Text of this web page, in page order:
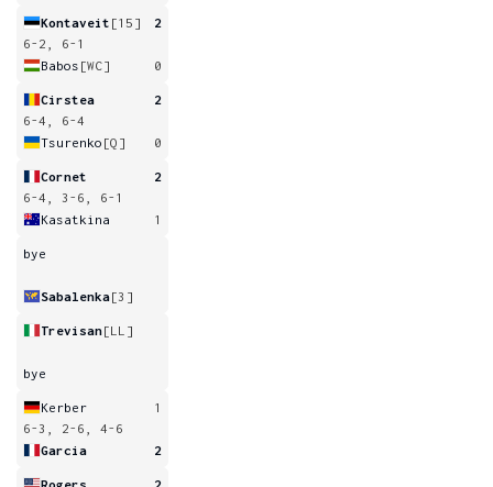
Kontaveit [15]
2
6-2, 6-1
Babos [WC] 0
Cirstea
2
6-4, 6-4
Tsurenko [Q] 0
Cornet
2
6-4, 3-6, 6-1
Kasatkina
1
bye
Sabalenka[3]
Trevisan[LL]
bye
Kerber
1
6-3, 2-6, 4-6
Garcia
2